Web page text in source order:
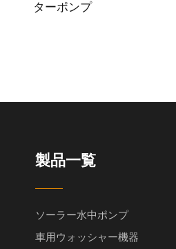
ターポンプ
製品一覧
ソーラー水中ポンプ
車用ウォッシャー機器